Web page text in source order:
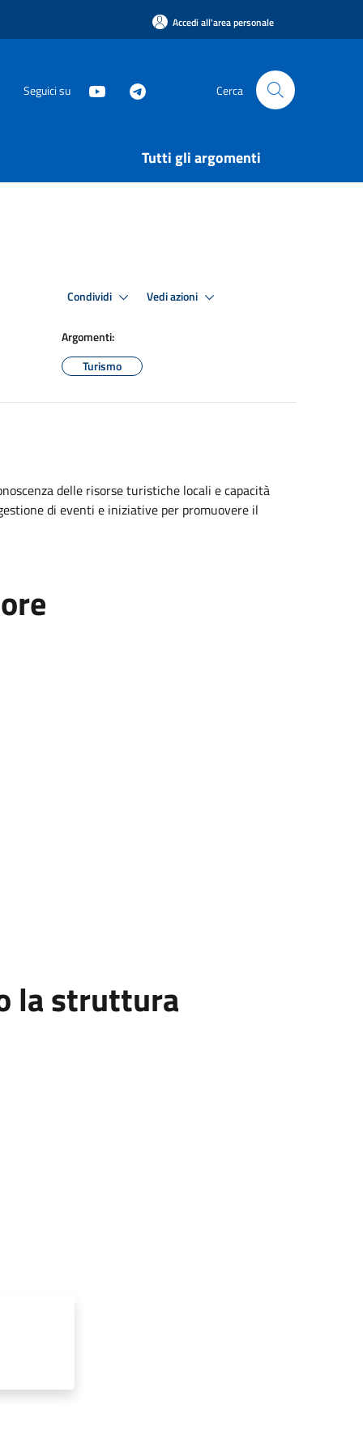
Accedi all'area personale
Seguici su Cerca
Tutti gli argomenti
Condividi Vedi azioni
Argomenti:
Turismo
delle risorse turistiche locali e capacità
di eventi e iniziative per promuovere il
la struttura